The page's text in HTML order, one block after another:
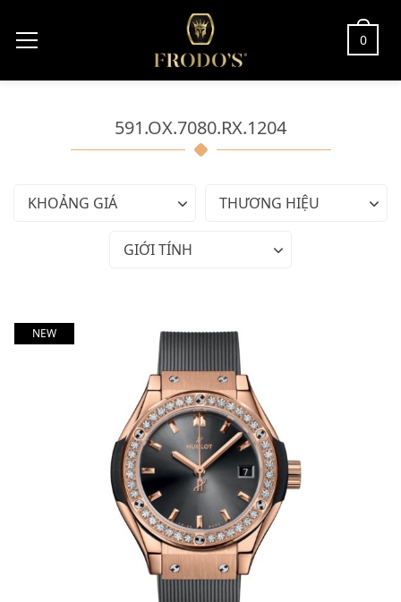
0
591.OX.7080.RX.1204
KHOẢNG GIÁ THƯƠNG HIỆU
GIỚI TÍNH
NEW